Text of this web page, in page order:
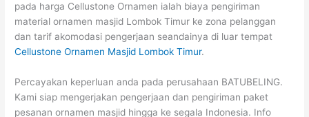
pada harga Cellustone Ornamen ialah biaya pengiriman
material ornamen masjid Lombok Timur ke zona pelanggan
dan tarif akomodasi pengerjaan seandainya di luar tempat
Cellustone Ornamen Masjid Lombok Timur.
Percayakan keperluan anda pada perusahaan BATUBELING.
Kami siap mengerjakan pengerjaan dan pengiriman paket
pesanan ornamen masjid hingga ke segala Indonesia. Info